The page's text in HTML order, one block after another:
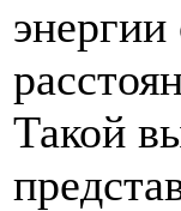
Такой